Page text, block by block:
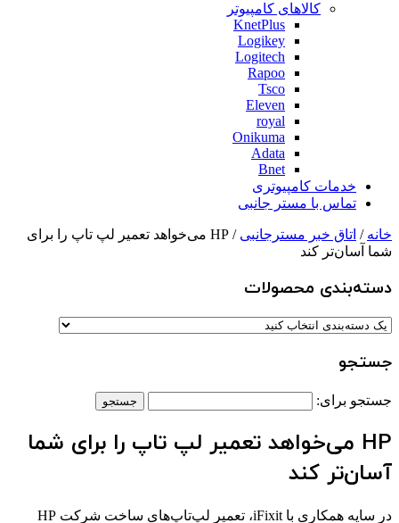
کالاهای کامپیوتر
KnetPlus
Logikey
Logitech
Rapoo
Tsco
Eleven
royal
Onikuma
Adata
Bnet
خدمات کامپیوتری
تماس با مستر جانبی
خانه / اتاق خبر مسترجانبی
/ HP می‌خواهد تعمیر لپ تاپ را برای
شما آسان‌تر کند
دسته‌بندی‌ محصولات
جستجو
جستجو برای:
HP می‌خواهد تعمیر لپ تاپ را برای شما
آسان‌تر کند